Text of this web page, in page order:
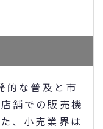
的な普及と市
舗での販売機
、小売業界は